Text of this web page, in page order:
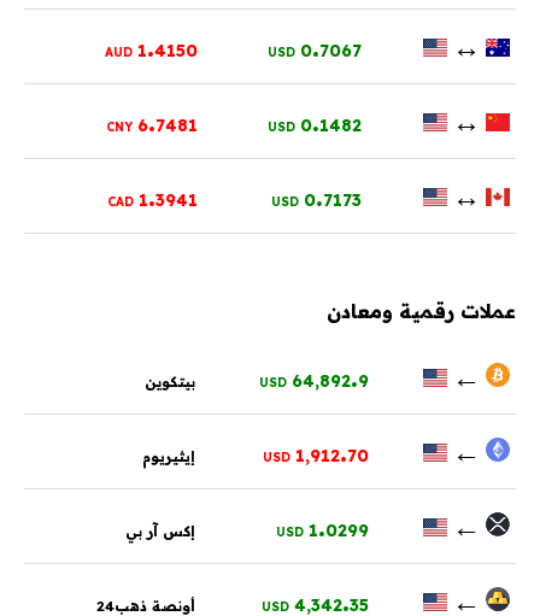
↔
0.7067
USD
1.4150
AUD
↔
0.1482
USD
6.7481
CNY
↔
0.7173
USD
1.3941
CAD
عملات رقمية ومعادن
←
64,892.9
USD بيتكوين
←
1,912.70
USD إيثيريوم
←
1.0299
USD إكس آر بي
←
4,342.35
USD أونصة ذهب24